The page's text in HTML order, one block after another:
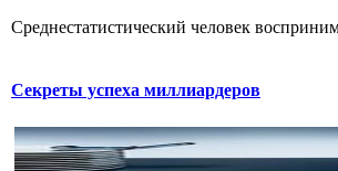
Среднестатистический человек
Секреты успеха миллиардеров